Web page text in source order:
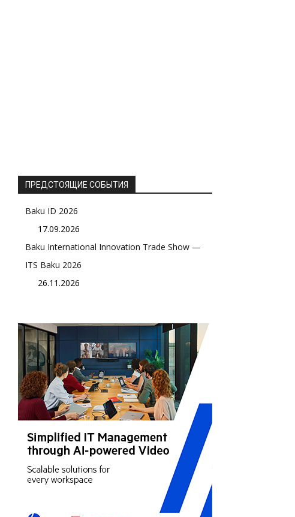
ПРЕДСТОЯЩИЕ СОБЫТИЯ
Baku ID 2026
17.09.2026
Baku International Innovation Trade Show —
ITS Baku 2026
26.11.2026